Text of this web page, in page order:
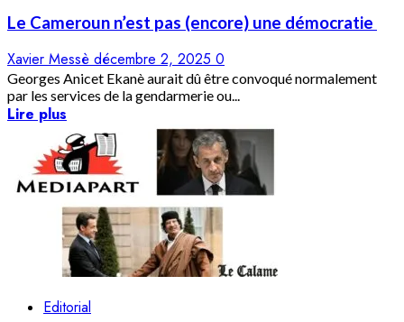
Le Cameroun n’est pas (encore) une démocratie
Xavier Messè décembre 2, 2025 0
Georges Anicet Ekanè aurait dû être convoqué normalement
par les services de la gendarmerie ou...
Lire plus
Editorial